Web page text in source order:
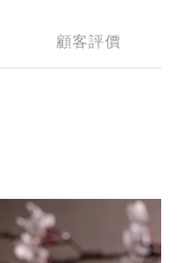
顧客評價